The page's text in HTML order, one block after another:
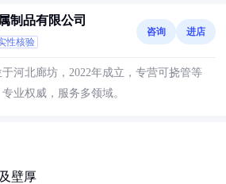
制品有限公司
性核验
咨询 进店
河北廊坊，2022年成立，专营可挠管等
业权威，服务多领域。
壁厚